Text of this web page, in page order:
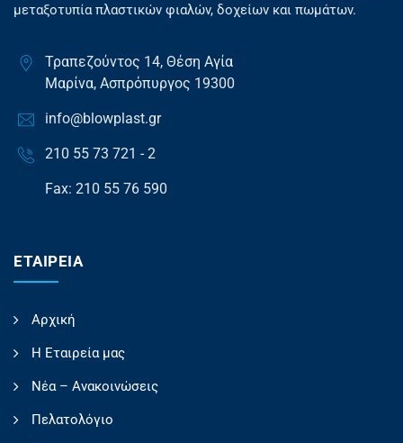
μεταξοτυπία πλαστικών φιαλών, δοχείων και πωμάτων.
Τραπεζούντος 14, Θέση Αγία
Μαρίνα, Ασπρόπυργος 19300
info@blowplast.gr
210 55 73 721 - 2
Fax: 210 55 76 590
ΕΤΑΙΡΕΊΑ
Αρχική
Η Εταιρεία μας
Νέα – Ανακοινώσεις
Πελατολόγιο